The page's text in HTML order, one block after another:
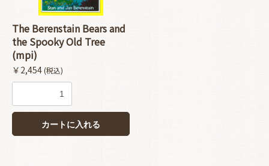
The Berenstain Bears and
the Spooky Old Tree
(mpi)
￥2,454(税込)
カートに入れる
お買い物を続ける